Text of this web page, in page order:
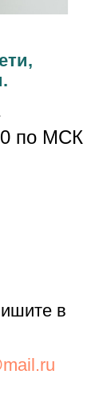
по МСК
в